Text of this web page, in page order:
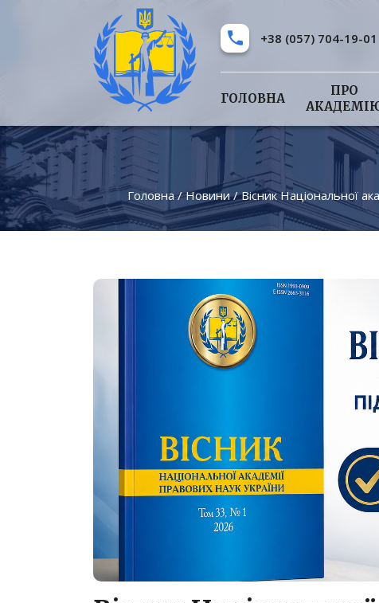
+38 (057) 704-19-01
ГОЛОВНА
ПРО
Головна/Новини/Вісник Національної